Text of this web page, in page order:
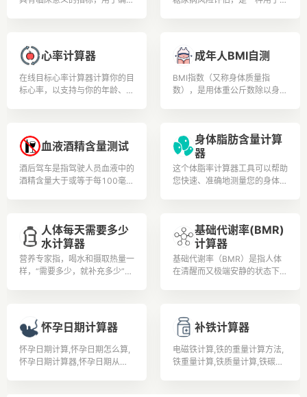
心率计算器
在线目标心率计算器计算你的目
标心率，以支持与你的年龄、体
成年人BMI自测
BMI指数（又称身体质量指
数），是用体重公斤数除以身高
根据测试结果安排更加合理的膳
食营养和锻炼。健康人生从此开
始。
血液酒精含量测试
酒后驾车是指驾驶人员血液中的
酒精含量大于或等于每100毫升
饮酒后驾驶机动车的，处200元
以上、500元以下罚款，并暂扣
1个月以上、3个月以下机动车
驾驶证。 全国交警统一标准：
身体脂肪含量计算
器
这个体脂率计算器工具可以帮助
您快速、准确地测量您的身体脂
人体每天需要多少
水计算器
营养专家指，喝水和摄取热量一
样，“需要多少，就补充多少”，
问题。
基础代谢率(BMR)
计算器
基础代谢率（BMR）是指人体
在清醒而又极端安静的状态下，
改善基础代谢率可通过运动实现
改善基础代谢率的问题。
怀孕日期计算器
怀孕日期计算,怀孕日期怎么算,
怀孕日期计算器,怀孕日期从哪
补铁计算器
电磁铁计算,铁的重量计算方法,
铁重量计算,铁质量计算,铁碳相